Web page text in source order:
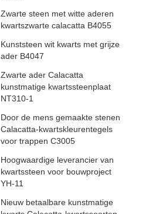
Zwarte steen met witte aderen
kwartszwarte calacatta B4055
Kunststeen wit kwarts met grijze
ader B4047
Zwarte ader Calacatta
kunstmatige kwartssteenplaat
NT310-1
Door de mens gemaakte stenen
Calacatta-kwartskleurentegels
voor trappen C3005
Hoogwaardige leverancier van
kwartssteen voor bouwproject
YH-11
Nieuw betaalbare kunstmatige